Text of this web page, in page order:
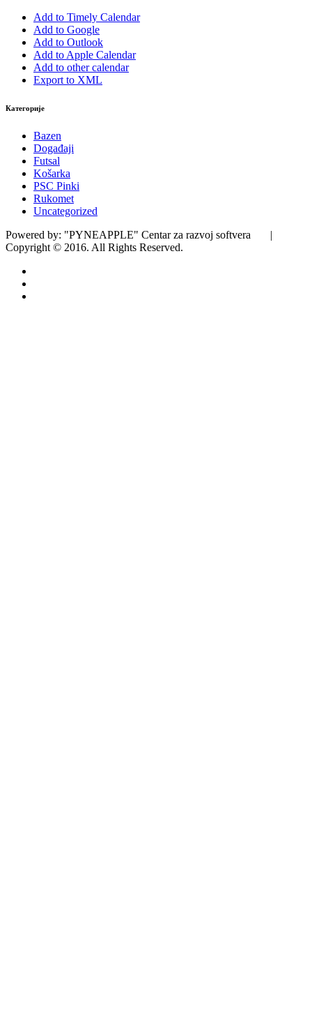
Add to Timely Calendar
Add to Google
Add to Outlook
Add to Apple Calendar
Add to other calendar
Export to XML
Категорије
Bazen
Događaji
Futsal
Košarka
PSC Pinki
Rukomet
Uncategorized
Powered by: "PYNEAPPLE" Centar za razvoj softvera |
Copyright © 2016. All Rights Reserved.